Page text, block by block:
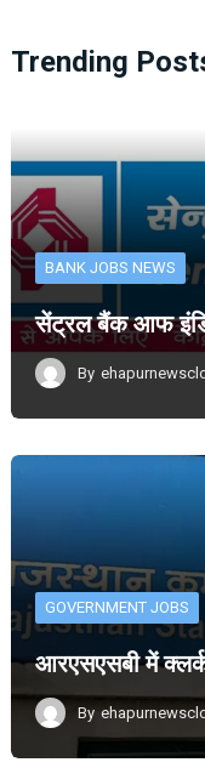
Trending
BANK JOBS NEWS
सेंट्रल बैंक आफ
By
GOVERNMENT JOBS
आरएसएसबी में
By